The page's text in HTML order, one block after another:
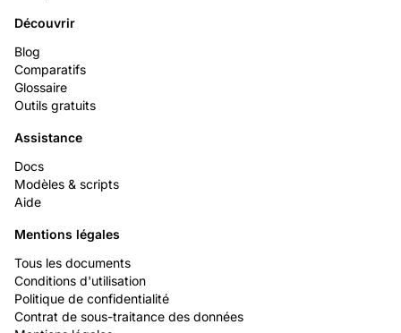
Découvrir
Blog
Comparatifs
Glossaire
Outils gratuits
Assistance
Docs
Modèles & scripts
Aide
Mentions légales
Tous les documents
Conditions d'utilisation
Politique de confidentialité
Contrat de sous-traitance des données